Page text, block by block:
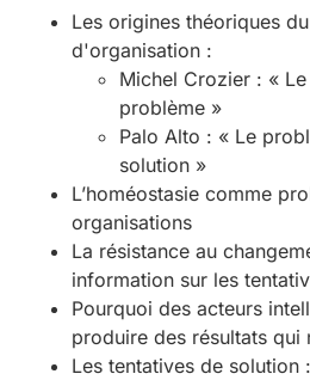
Les origines théoriques
d'organisation :
Michel Crozier : «
problème »
Palo Alto : « Le
solution »
L’homéostasie comme
organisations
La résistance au
information sur les
Pourquoi des acteurs
produire des résultats qui
Les tentatives de solution